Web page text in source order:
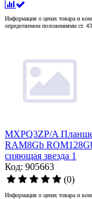
Информация о ценах товара и
определяемом положениями ст.
MXPQ3ZP/A
RAM8Gb
сияющая звезда 1
Код: 905663
(0)
Информация о ценах товара и